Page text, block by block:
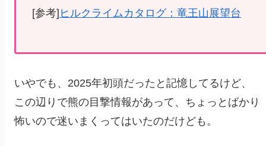
[参考] ヒルクライムカタログ：竜王山展望台
いやでも、2025年初頭だったと記憶してるけど、
この辺りで熊の目撃情報があって、ちょっとばかり
怖いので迷いまくってはいたのだけども。